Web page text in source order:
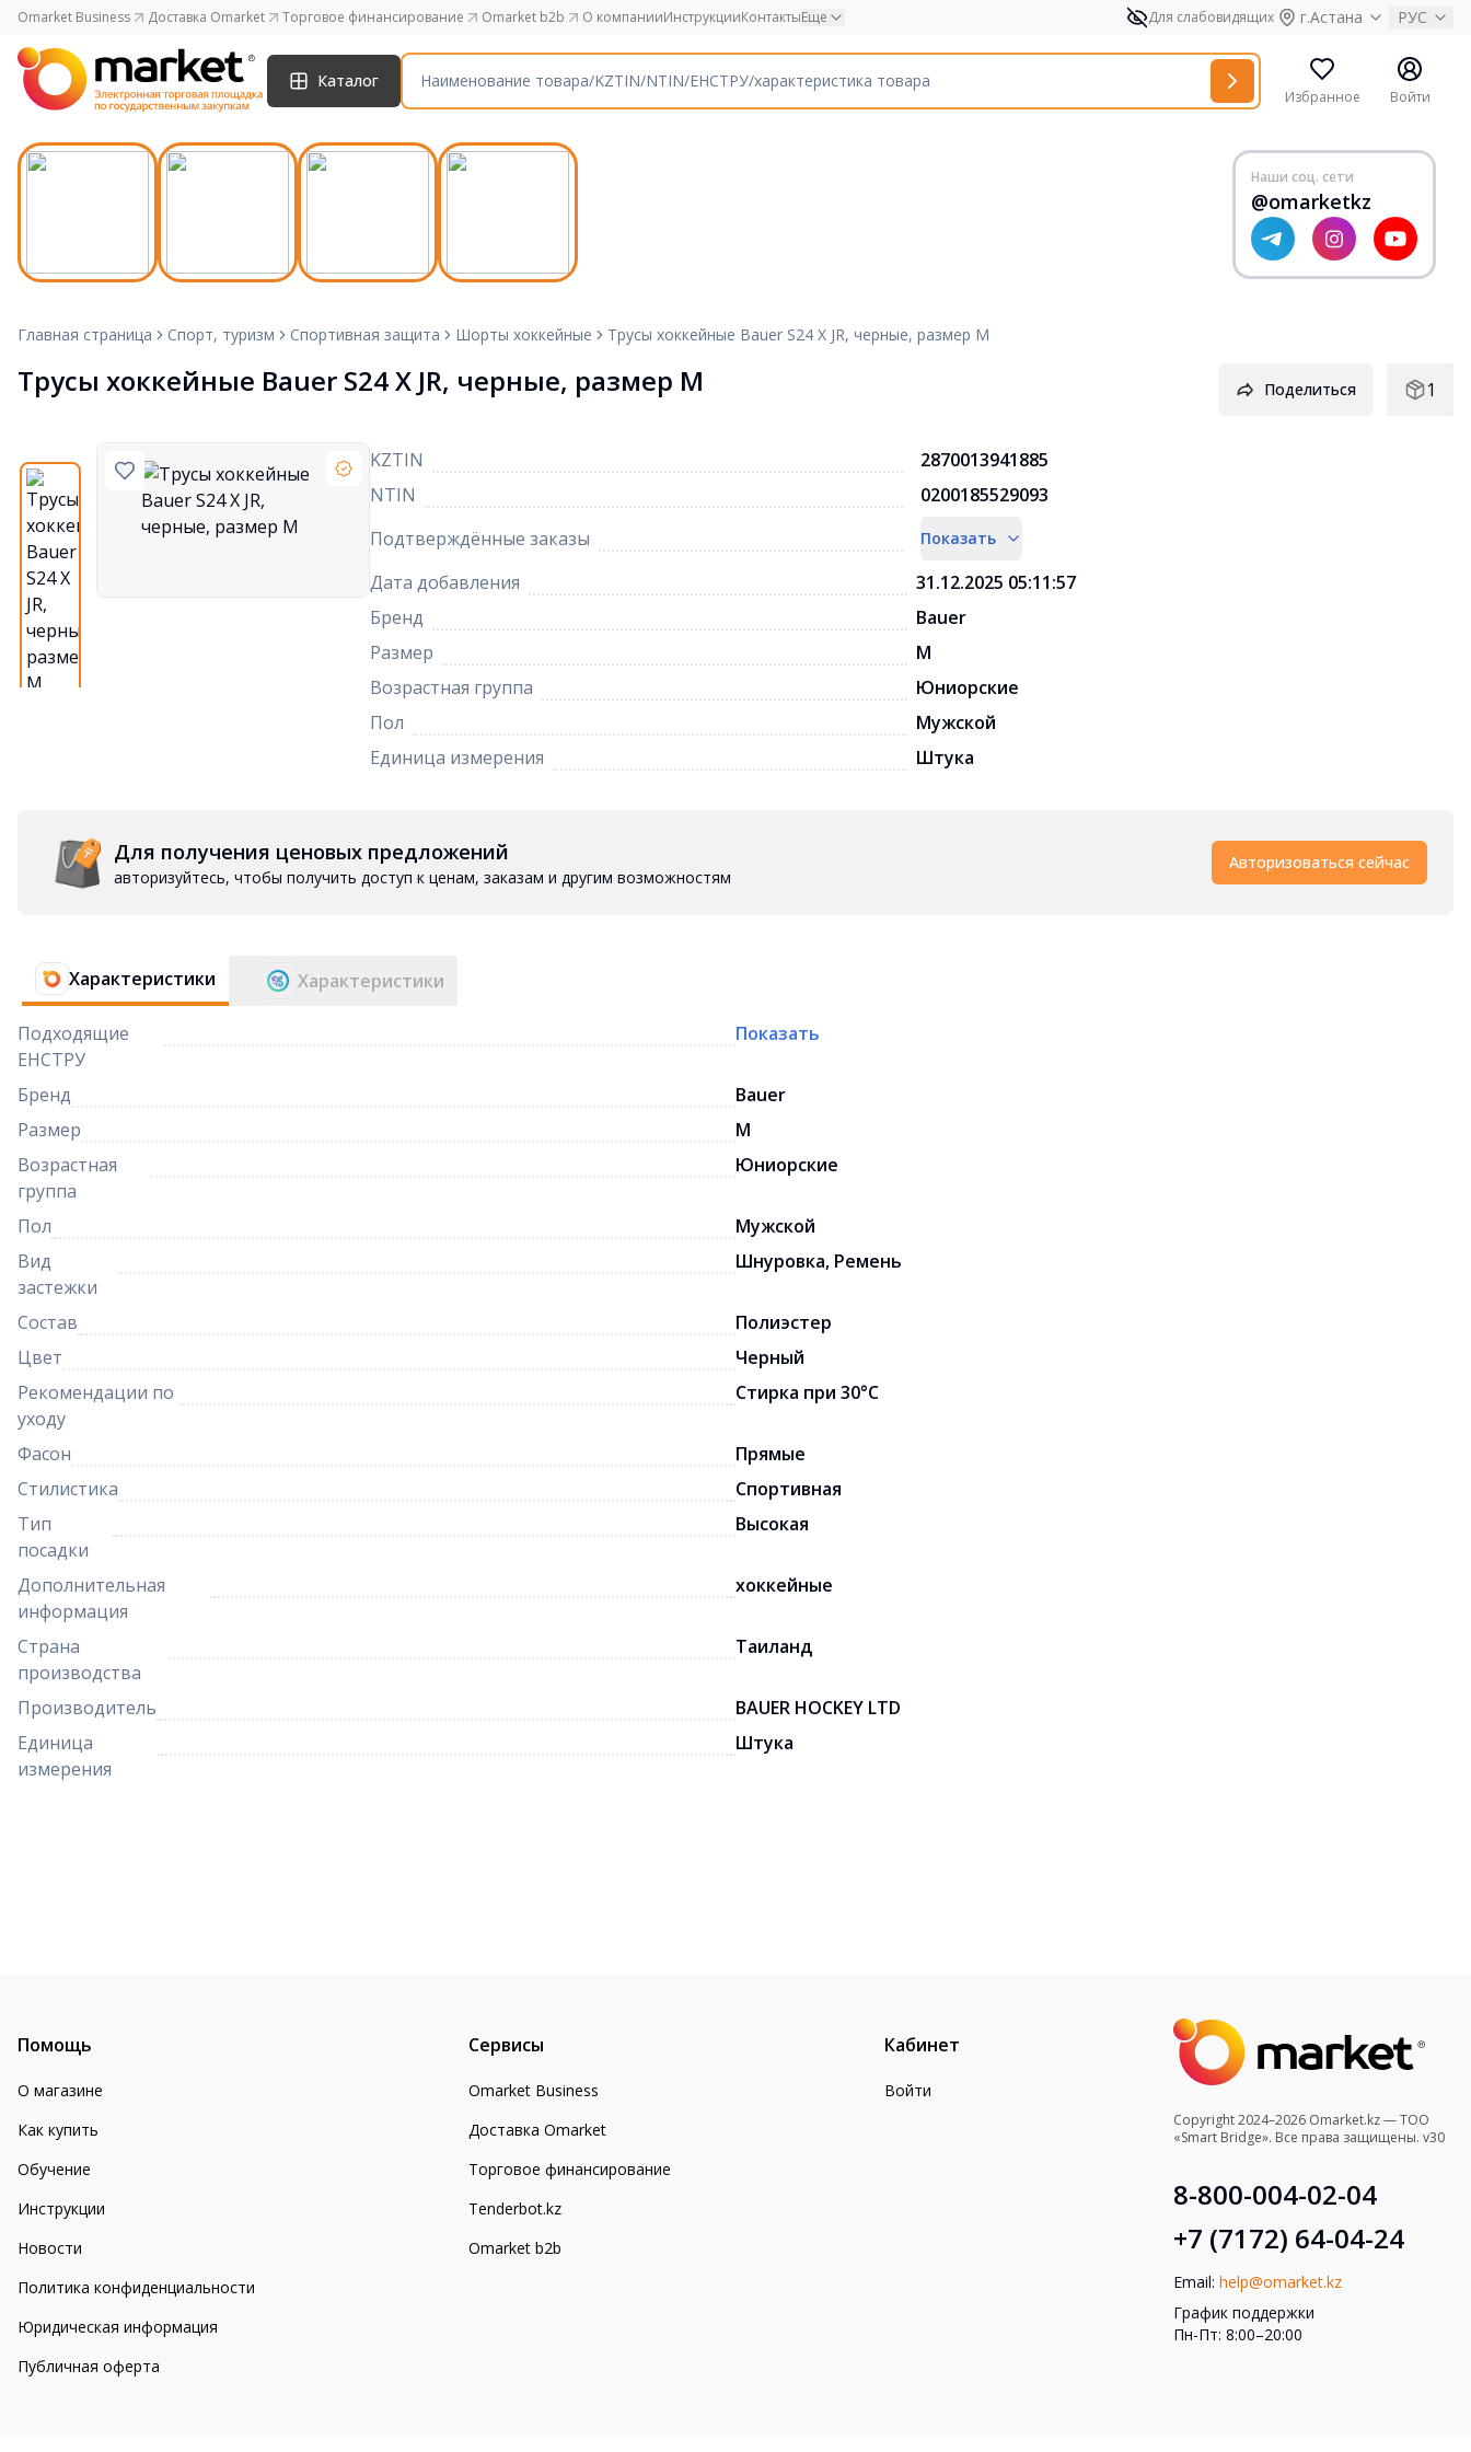
Omarket Business Доставка Omarket Торговое финансирование Omarket b2b О компанииИнструкцииКонтактыЕще Для слабовидящих г.Астана РУС
Каталог
Избранное Войти
Наши соц. сети
@omarketkz
Главная страница Спорт, туризм Спортивная защита Шорты хоккейные Трусы хоккейные Bauer S24 X JR, черные, размер M
Трусы хоккейные Bauer S24 X JR, черные, размер M Поделиться 1
KZTIN
2870013941885
NTIN
0200185529093
Подтверждённые заказы
Показать
Дата добавления
31.12.2025 05:11:57
Бренд
Bauer
Размер
M
Возрастная группа
Юниорские
Пол
Мужской
Единица измерения
Штука
Для получения ценовых предложений
авторизуйтесь, чтобы получить доступ к ценам, заказам и другим возможностям
Авторизоваться сейчас
Характеристики Характеристики
Подходящие
ЕНСТРУ
Показать
Бренд
Bauer
Размер
M
Возрастная
группа
Юниорские
Пол
Мужской
Вид
застежки
Шнуровка, Ремень
Состав
Полиэстер
Цвет
Черный
Рекомендации по
уходу
Стирка при 30°C
Фасон
Прямые
Стилистика
Спортивная
Тип
посадки
Высокая
Дополнительная
информация
хоккейные
Страна
производства
Таиланд
Производитель
BAUER HOCKEY LTD
Единица
измерения
Штука
Помощь
О магазине
Как купить
Обучение
Инструкции
Новости
Политика конфиденциальности
Юридическая информация
Публичная оферта
Сервисы
Omarket Business
Доставка Omarket
Торговое финансирование
Tenderbot.kz
Omarket b2b
Кабинет
Войти
Copyright 2024–2026 Omarket.kz — ТОО
«Smart Bridge». Все права защищены. v30
8-800-004-02-04
+7 (7172) 64-04-24
Email: help@omarket.kz
График поддержки
Пн-Пт: 8:00–20:00